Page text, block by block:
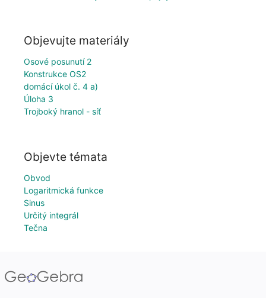
Objevujte materiály
Osové posunutí 2
Konstrukce OS2
domácí úkol č. 4 a)
Úloha 3
Trojboký hranol - síť
Objevte témata
Obvod
Logaritmická funkce
Sinus
Určitý integrál
Tečna